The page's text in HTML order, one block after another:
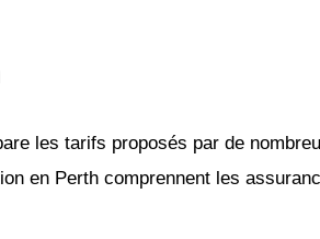
les tarifs proposés par de
en Perth comprennent les